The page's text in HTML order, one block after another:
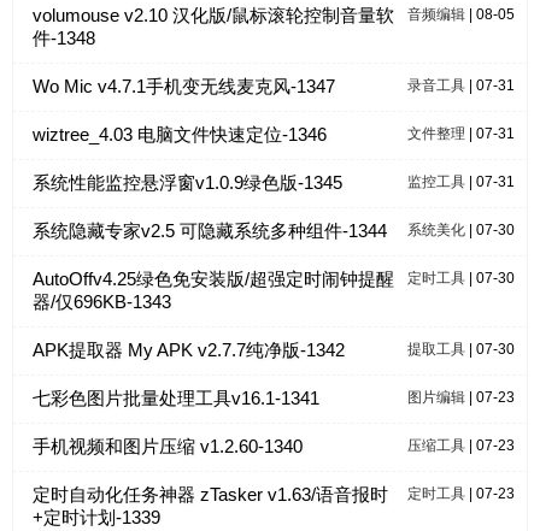
音频编辑 | 08-05
volumouse v2.10 汉化版/鼠标滚轮控制音量软
件-1348
录音工具 | 07-31
Wo Mic v4.7.1手机变无线麦克风-1347
文件整理 | 07-31
wiztree_4.03 电脑文件快速定位-1346
监控工具 | 07-31
系统性能监控悬浮窗v1.0.9绿色版-1345
系统美化 | 07-30
系统隐藏专家v2.5 可隐藏系统多种组件-1344
定时工具 | 07-30
AutoOffv4.25绿色免安装版/超强定时闹钟提醒
器/仅696KB-1343
提取工具 | 07-30
APK提取器 My APK v2.7.7纯净版-1342
图片编辑 | 07-23
七彩色图片批量处理工具v16.1-1341
压缩工具 | 07-23
手机视频和图片压缩 v1.2.60-1340
定时工具 | 07-23
定时自动化任务神器 zTasker v1.63/语音报时
+定时计划-1339